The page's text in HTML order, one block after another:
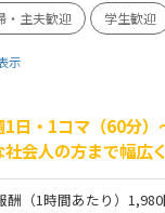
・主夫歓迎 学生歓迎
示
1日・1コマ（60分
会人の方まで幅広
酬（1時間あたり）